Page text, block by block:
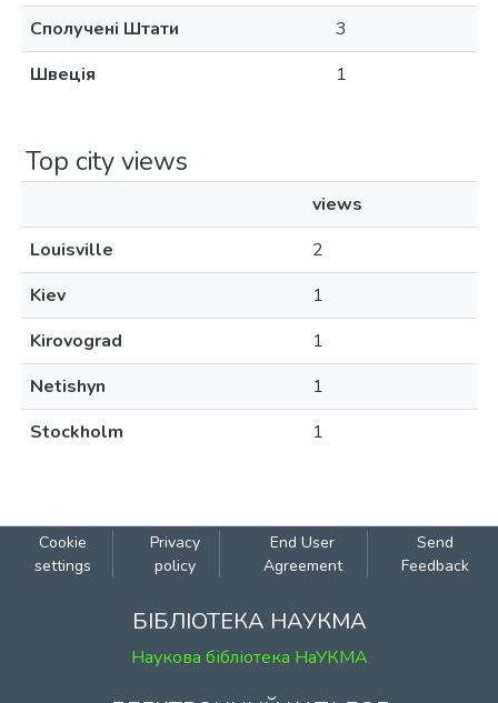
Сполучені Штати
3
Швеція
1
Top city views
views
Louisville
2
Kiev
1
Kirovograd
1
Netishyn
1
Stockholm
1
Cookie
settings
Privacy
policy
End User
Agreement
Send
Feedback
БІБЛІОТЕКА НАУКМА
Наукова бібліотека НаУКМА